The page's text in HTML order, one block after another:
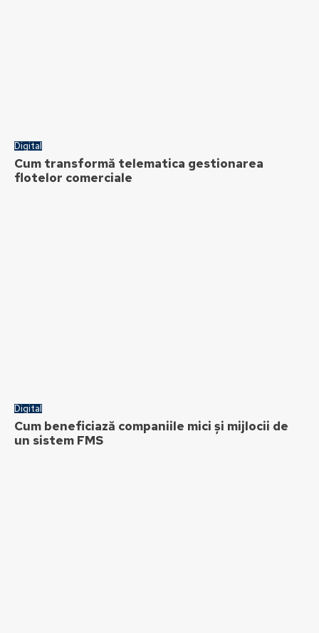
Digital
Cum transformă telematica gestionarea
flotelor comerciale
Digital
Cum beneficiază companiile mici și mijlocii de
un sistem FMS